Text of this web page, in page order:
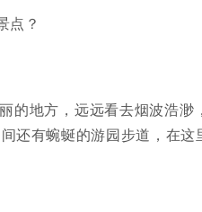
点？
的地方，远远看去烟波浩
还有蜿蜒的游园步道，在